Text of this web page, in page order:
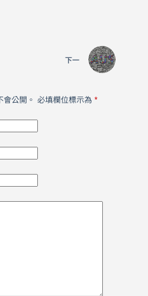
下一
公開。 必填欄位標示為 *